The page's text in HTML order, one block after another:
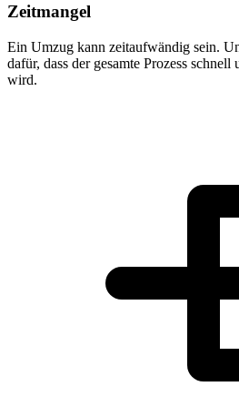
Zeitmangel
Ein Umzug kann zeitaufwändig sein.
dafür, dass der gesamte Prozess
wird.